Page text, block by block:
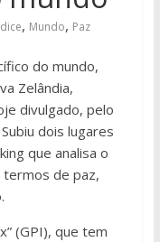
, Mundo, Paz
do mundo,
Zelândia,
divulgado, pelo
dois lugares
que analisa o
termos de paz,
(GPI), que tem